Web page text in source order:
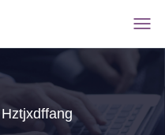
Hztjxdffang